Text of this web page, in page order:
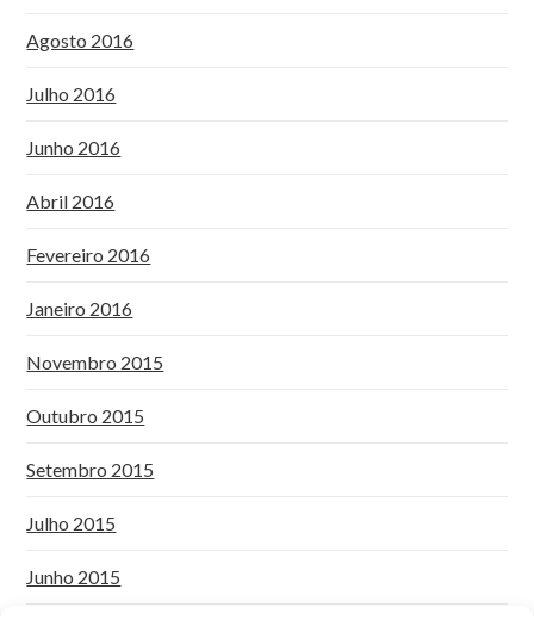
Agosto 2016
Julho 2016
Junho 2016
Abril 2016
Fevereiro 2016
Janeiro 2016
Novembro 2015
Outubro 2015
Setembro 2015
Julho 2015
Junho 2015